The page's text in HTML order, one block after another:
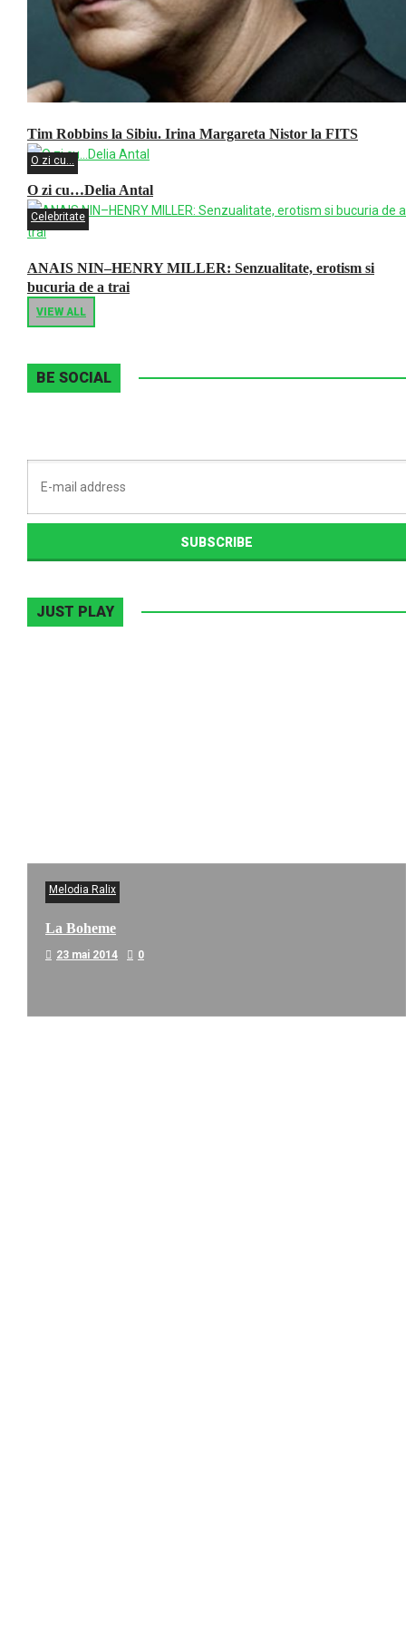
Tim Robbins la Sibiu. Irina Margareta Nistor la FITS
O zi cu...
O zi cu…Delia Antal
Celebritate
ANAIS NIN–HENRY MILLER: Senzualitate, erotism si
bucuria de a trai
VIEW ALL
BE SOCIAL
JUST PLAY
Melodia Ralix
La Boheme
23 mai 2014 0